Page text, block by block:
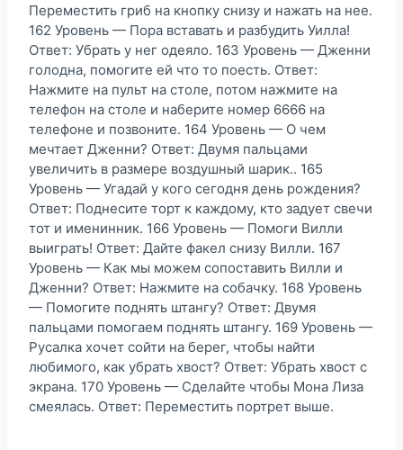
Переместить гриб на кнопку снизу и нажать на нее.
162 Уровень — Пора вставать и разбудить Уилла!
Ответ: Убрать у нег одеяло. 163 Уровень — Дженни
голодна, помогите ей что то поесть. Ответ:
Нажмите на пульт на столе, потом нажмите на
телефон на столе и наберите номер 6666 на
телефоне и позвоните. 164 Уровень — О чем
мечтает Дженни? Ответ: Двумя пальцами
увеличить в размере воздушный шарик.. 165
Уровень — Угадай у кого сегодня день рождения?
Ответ: Поднесите торт к каждому, кто задует свечи
тот и именинник. 166 Уровень — Помоги Вилли
выиграть! Ответ: Дайте факел снизу Вилли. 167
Уровень — Как мы можем сопоставить Вилли и
Дженни? Ответ: Нажмите на собачку. 168 Уровень
— Помогите поднять штангу? Ответ: Двумя
пальцами помогаем поднять штангу. 169 Уровень —
Русалка хочет сойти на берег, чтобы найти
любимого, как убрать хвост? Ответ: Убрать хвост с
экрана. 170 Уровень — Сделайте чтобы Мона Лиза
смеялась. Ответ: Переместить портрет выше.